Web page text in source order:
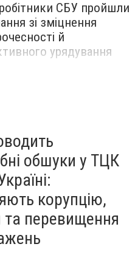
СБУ пройшли
зі зміцнення
й
урядування
у CENTCOM
ракет
обшуки у ТЦК
корупцію,
та перевищення